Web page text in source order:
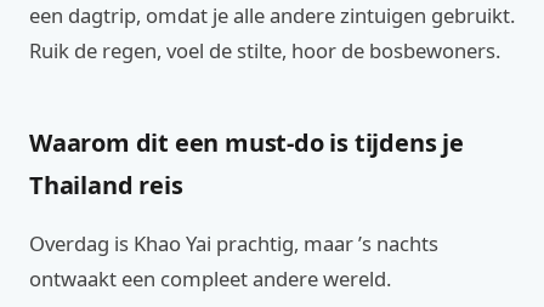
een dagtrip, omdat je alle andere zintuigen gebruikt.
Ruik de regen, voel de stilte, hoor de bosbewoners.
Waarom dit een must-do is tijdens je
Thailand reis
Overdag is Khao Yai prachtig, maar ’s nachts
ontwaakt een compleet andere wereld.